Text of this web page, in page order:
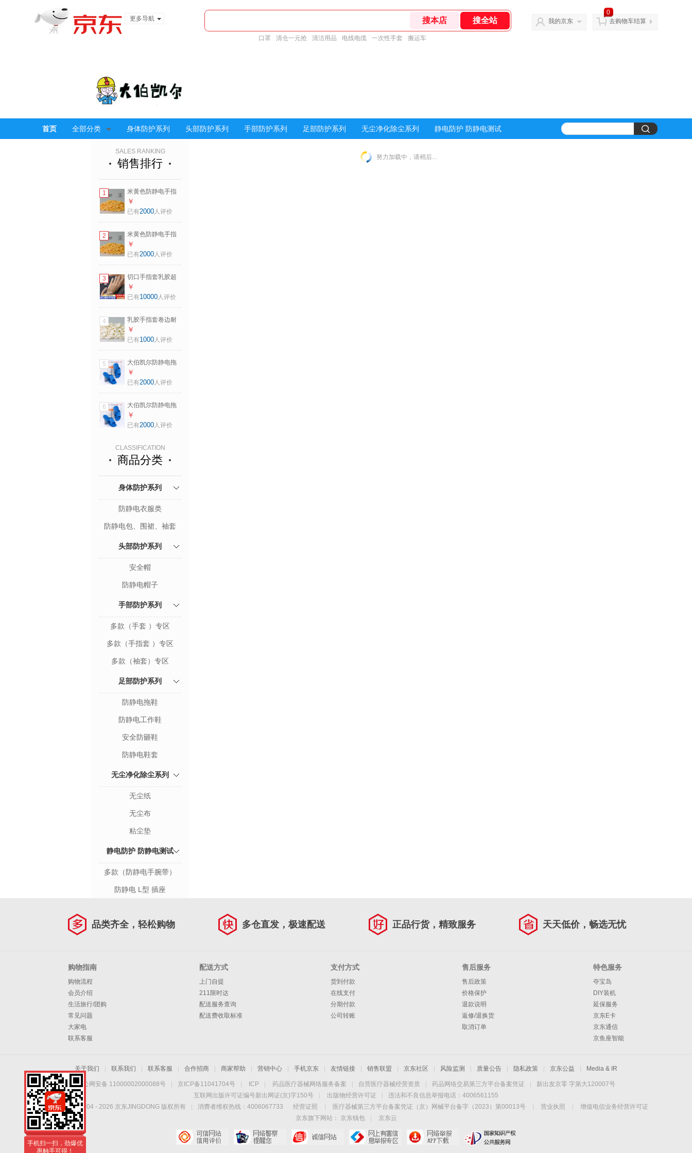
更多导航
口罩 清仓一元抢 清洁用品 电线电缆 一次性手套 搬运车
我的京东
0
去购物车结算
首页 全部分类 身体防护系列 头部防护系列 手部防护系列 足部防护系列 无尘净化除尘系列 静电防护 防静电测试
SALES RANKING
销售排行
1
米黄色防静电手指
套乳胶电子厂钟表
工业劳保无粉尘车
（500克约750个）
M码-中码
￥
已有2000人评价
2
米黄色防静电手指
套乳胶电子厂钟表
工业劳保无粉尘车
（500克约750个）
L码-大码
￥
已有2000人评价
3
切口手指套乳胶超
薄透明磨砂防水防
滑电子厂点钞翻页
切口手指套（50个/
包） M码-中码
￥
已有10000人评价
4
乳胶手指套卷边耐
磨防静电子厂劳保
美容美甲防水防痛
套 白色手指套 500
克（约750个）
￥
已有1000人评价
5
大伯凯尔防静电拖
鞋男女软厚底电子
工厂无尘车间劳保
偏小1-2码） 46码
￥
已有2000人评价
6
大伯凯尔防静电拖
鞋男女软厚底电子
工厂无尘车间劳保
偏小1-2码） 42码
￥
已有2000人评价
CLASSIFICATION
商品分类
身体防护系列
防静电衣服类
防静电包、围裙、袖套
头部防护系列
安全帽
防静电帽子
手部防护系列
多款（手套 ）专区
多款（手指套 ）专区
多款（袖套）专区
足部防护系列
防静电拖鞋
防静电工作鞋
安全防砸鞋
防静电鞋套
无尘净化除尘系列
无尘纸
无尘布
粘尘垫
静电防护 防静电测试
多款（防静电手腕带）
防静电 L型 插座
努力加载中，请稍后...
品类齐全，轻松购物 多仓直发，极速配送 正品行货，精致服务 天天低价，畅选无忧
购物指南
购物流程
会员介绍
生活旅行/团购
常见问题
大家电
联系客服
配送方式
上门自提
211限时达
配送服务查询
配送费收取标准
支付方式
货到付款
在线支付
分期付款
公司转账
售后服务
售后政策
价格保护
退款说明
返修/退换货
取消订单
特色服务
夺宝岛
DIY装机
延保服务
京东E卡
京东通信
京鱼座智能
关于我们 联系我们 联系客服 合作招商 商家帮助 营销中心 手机京东 友情链接 销售联盟 京东社区 风险监测 质量公告 隐私政策 京东公益 Media & IR
京公网安备 11000002000088号 京ICP备11041704号 ICP 药品医疗器械网络服务备案 自营医疗器械经营资质 药品网络交易第三方平台备案凭证
新出发京零 字第大120007号
互联网出版许可证编号新出网证(京)字150号
出版物经营许可证
违法和不良信息举报电话：4006561155
Copyright © 2004 - 2026 京东JINGDONG 版权所有 消费者维权热线：4006067733 经营证照 医疗器械第三方平台备案凭证（京）网械平台备字（2023）第00013号 营业执照
增值电信业务经营许可证
京东旗下网站：
京东钱包 京东云
手机扫一扫，劲爆优
惠触手可得！
手机扫一扫，劲爆优